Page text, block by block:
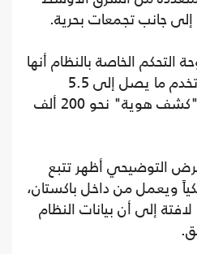
إلى جانب تجمعات بحرية.
التحكم الخاصة بالنظام أنها
تراقب نحو مليون محطة تخدم ما يصل إلى 5.5
ملايين جهاز، مع إمكانية "كشف هوية" نحو 200 ألف
التوضيحي أظهر تتبع
ويعمل من داخل باكستان،
إلى أن بيانات النظام